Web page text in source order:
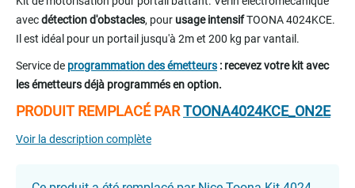
of
the
images
gallery
avecdétection d'obstacles, pour usage intensifTOONA 4024KCE.
Il est idéal pour un portail jusqu'à 2m et 200 kg par vantail.
Service de programmation des émetteurs : recevez votre kit avec
les émetteurs déjà programmés en option.
PRODUIT REMPLACÉ PARTOONA4024KCE_ON2E
Voir la description complète